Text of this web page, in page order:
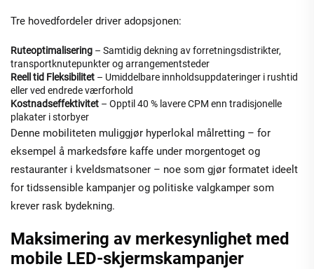
Tre hovedfordeler driver adopsjonen:
Ruteoptimalisering – Samtidig dekning av forretningsdistrikter,
transportknutepunkter og arrangementsteder
Reell tid Fleksibilitet – Umiddelbare innholdsuppdateringer i rushtid
eller ved endrede værforhold
Kostnadseffektivitet – Opptil 40 % lavere CPM enn tradisjonelle
plakater i storbyer
Denne mobiliteten muliggjør hyperlokal målretting – for
eksempel å markedsføre kaffe under morgentoget og
restauranter i kveldsmatsoner – noe som gjør formatet ideelt
for tidssensible kampanjer og politiske valgkamper som
krever rask bydekning.
Maksimering av merkesynlighet med
mobile LED-skjermskampanjer